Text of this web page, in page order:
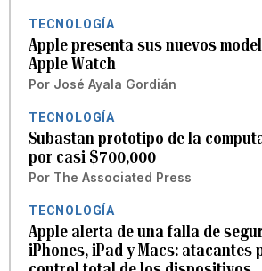
TECNOLOGÍA
Apple presenta sus nuevos
Apple Watch
Por José Ayala Gordián
TECNOLOGÍA
Subastan prototipo de la
por casi $700,000
Por The Associated Press
TECNOLOGÍA
Apple alerta de una falla de
iPhones, iPad y Macs: atacantes